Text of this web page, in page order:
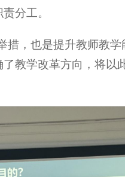
分工。
措，也是提升教师教
教学改革方向，将以